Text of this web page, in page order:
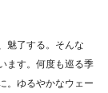
魅了する。そんな
ます。何度も巡る季
。ゆるやかなウェー